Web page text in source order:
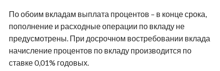
По обоим вкладам выплата процентов – в конце срока,
пополнение и расходные операции по вкладу не
предусмотрены. При досрочном востребовании вклада
начисление процентов по вкладу производится по
ставке 0,01% годовых.